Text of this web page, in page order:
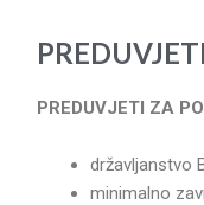
PREDUVJETI ZA
državljanstvo
minimalno